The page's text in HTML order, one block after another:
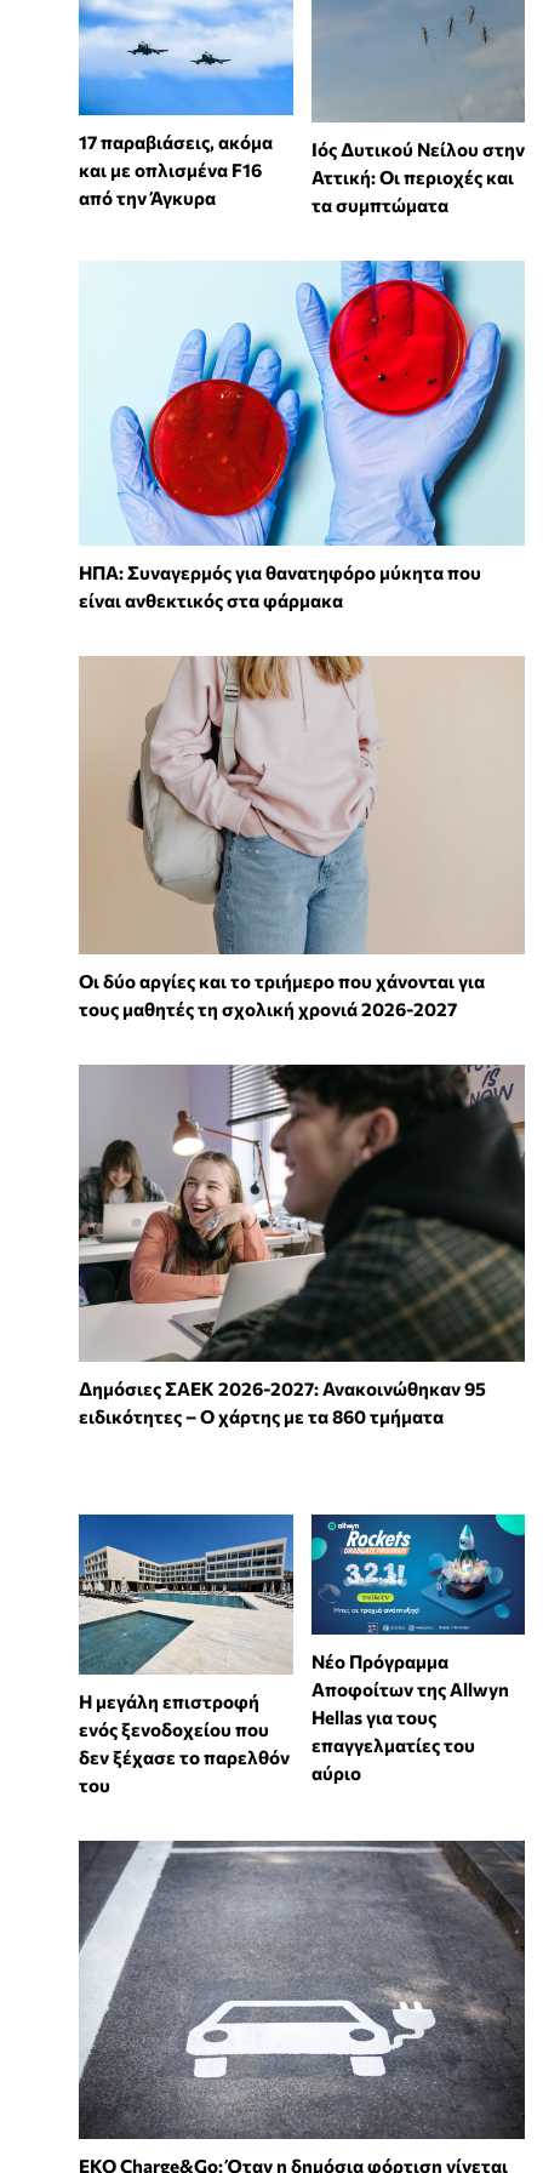
17 παραβιάσεις, ακόμα
και με οπλισμένα F16
από την Άγκυρα
Ιός Δυτικού Νείλου στην
Αττική: Οι περιοχές και
τα συμπτώματα
ΗΠΑ: Συναγερμός για θανατηφόρο μύκητα που
είναι ανθεκτικός στα φάρμακα
Οι δύο αργίες και το τριήμερο που χάνονται για
τους μαθητές τη σχολική χρονιά 2026-2027
Δημόσιες ΣΑΕΚ 2026-2027: Ανακοινώθηκαν 95
ειδικότητες – Ο χάρτης με τα 860 τμήματα
Η μεγάλη επιστροφή
ενός ξενοδοχείου που
δεν ξέχασε το παρελθόν
του
Νέο Πρόγραμμα
Αποφοίτων της Allwyn
Hellas για τους
επαγγελματίες του
αύριο
EKO Charge&Go: Όταν η δημόσια φόρτιση γίνεται